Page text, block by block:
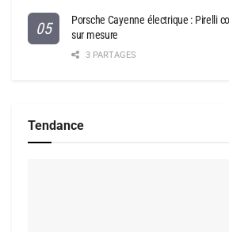
Porsche Cayenne électrique : Pirelli
sur mesure
3 PARTAGES
Tendance